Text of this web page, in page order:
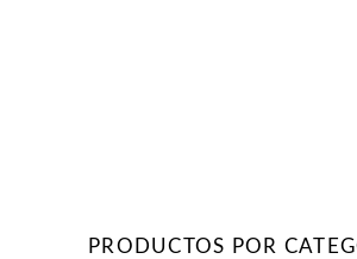
PRODUCTOS POR